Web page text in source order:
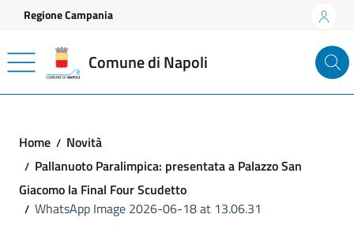
Vai ai contenuti
Vai al footer
Regione Campania
Comune di Napoli
Home
Novità
Pallanuoto Paralimpica: presentata a Palazzo San
Giacomo la Final Four Scudetto
WhatsApp Image 2026-06-18 at 13.06.31